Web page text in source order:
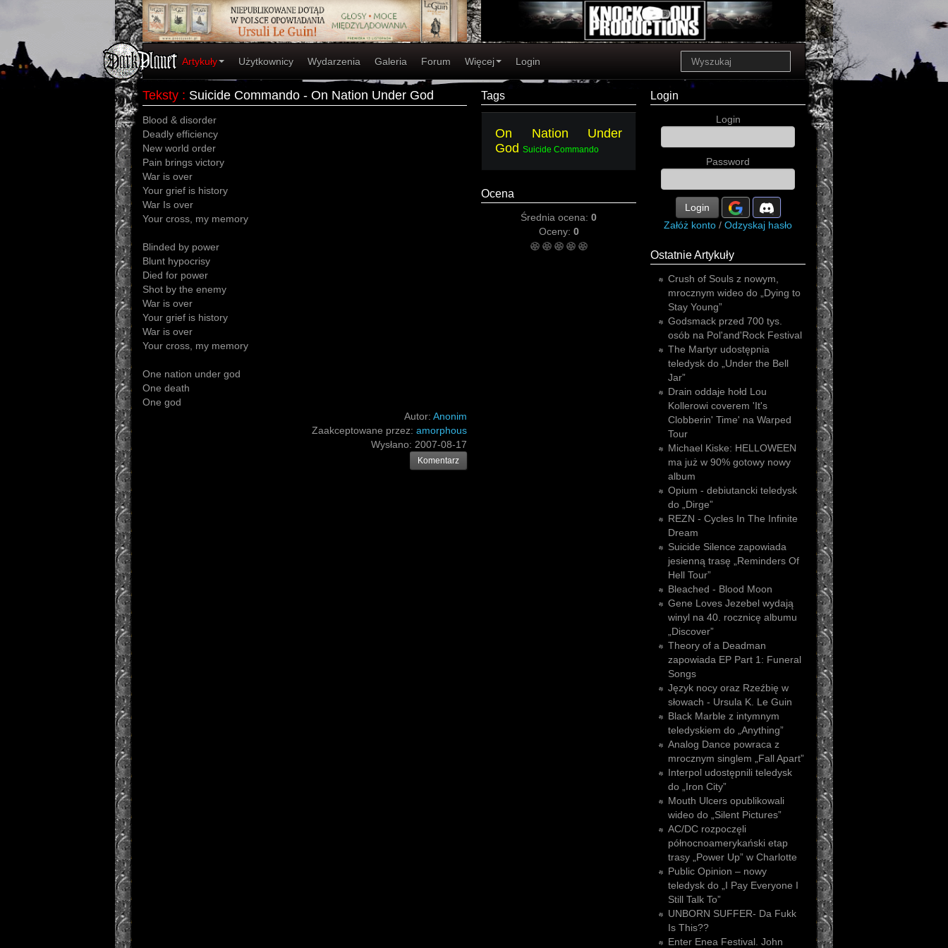
Artykuły Użytkownicy Wydarzenia Galeria Forum Więcej Login
Teksty : Suicide Commando - On Nation Under God
Blood & disorder
Deadly efficiency
New world order
Pain brings victory
War is over
Your grief is history
War Is over
Your cross, my memory
Blinded by power
Blunt hypocrisy
Died for power
Shot by the enemy
War is over
Your grief is history
War is over
Your cross, my memory
One nation under god
One death
One god
Autor: Anonim
Zaakceptowane przez: amorphous
Wysłano: 2007-08-17
Komentarz
Tags
On Nation Under
God Suicide Commando
Ocena
Średnia ocena: 0
Oceny: 0
Login
Login
Password
Login
Załóż konto / Odzyskaj hasło
Ostatnie Artykuły
Crush of Souls z nowym,
mrocznym wideo do „Dying to
Stay Young”
Godsmack przed 700 tys.
osób na Pol'and'Rock Festival
The Martyr udostępnia
teledysk do „Under the Bell
Jar”
Drain oddaje hołd Lou
Kollerowi coverem 'It's
Clobberin' Time' na Warped
Tour
Michael Kiske: HELLOWEEN
ma już w 90% gotowy nowy
album
Opium - debiutancki teledysk
do „Dirge”
REZN - Cycles In The Infinite
Dream
Suicide Silence zapowiada
jesienną trasę „Reminders Of
Hell Tour”
Bleached - Blood Moon
Gene Loves Jezebel wydają
winyl na 40. rocznicę albumu
„Discover”
Theory of a Deadman
zapowiada EP Part 1: Funeral
Songs
Język nocy oraz Rzeźbię w
słowach - Ursula K. Le Guin
Black Marble z intymnym
teledyskiem do „Anything”
Analog Dance powraca z
mrocznym singlem „Fall Apart”
Interpol udostępnili teledysk
do „Iron City”
Mouth Ulcers opublikowali
wideo do „Silent Pictures”
AC/DC rozpoczęli
północnoamerykański etap
trasy „Power Up” w Charlotte
Public Opinion – nowy
teledysk do „I Pay Everyone I
Still Talk To”
UNBORN SUFFER- Da Fukk
Is This??
Enter Enea Festival. John